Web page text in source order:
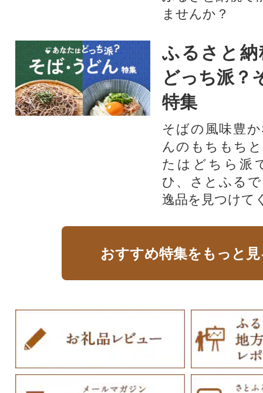
ませんか？
ふるさと
どっち派？
特集
そばの風味豊
んのもちもち
たはどちら派
ひ、さとふる
逸品を見つけて
おすすめ特集をもっと